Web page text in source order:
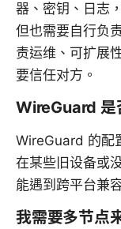
器、密钥、日志
但也需要自行负
责运维、可扩展
要信任对方。
WireGuard 是
WireGuard 的配
在某些旧设备或
能遇到跨平台兼
我需要多节点